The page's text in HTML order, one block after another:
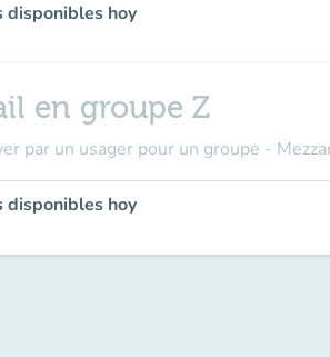
disponibles hoy
en groupe Z
par un usager pour un groupe -
disponibles hoy